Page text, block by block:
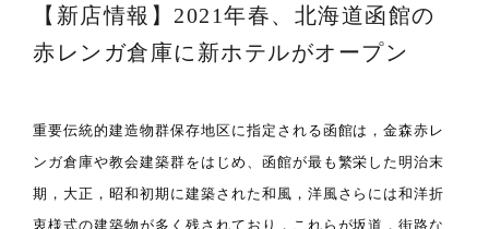
【新店情報】2021年春、北海道函館の
赤レンガ倉庫に新ホテルがオープン
重要伝統的建造物群保存地区に指定される函館は，金森赤レ
ンガ倉庫や教会建築群をはじめ、函館が最も繁栄した明治末
期，大正，昭和初期に建築された和風，洋風さらには和洋折
衷様式の建築物が多く残されており，これらが坂道，街路な